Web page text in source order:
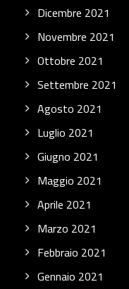
Dicembre 2021
Novembre 2021
Ottobre 2021
Settembre 2021
Agosto 2021
Luglio 2021
Giugno 2021
Maggio 2021
Aprile 2021
Marzo 2021
Febbraio 2021
Gennaio 2021